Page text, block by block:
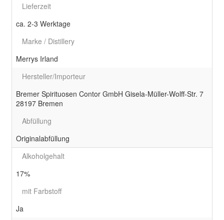
Lieferzeit
ca. 2-3 Werktage
Marke / Distillery
Merrys Irland
Hersteller/Importeur
Bremer Spirituosen Contor GmbH Gisela-Müller-Wolff-Str. 7
28197 Bremen
Abfüllung
Originalabfüllung
Alkoholgehalt
17%
mit Farbstoff
Ja